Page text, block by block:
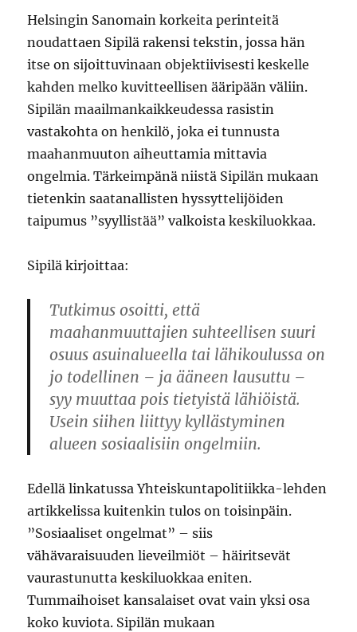
Helsingin Sanomain korkeita perinteitä
noudattaen Sipilä rakensi tekstin, jossa hän
itse on sijoittuvinaan objektiivisesti keskelle
kahden melko kuvitteellisen ääripään väliin.
Sipilän maailmankaikkeudessa rasistin
vastakohta on henkilö, joka ei tunnusta
maahanmuuton aiheuttamia mittavia
ongelmia. Tärkeimpänä niistä Sipilän mukaan
tietenkin saatanallisten hyssyttelijöiden
taipumus ”syyllistää” valkoista keskiluokkaa.
Sipilä kirjoittaa:
Tutkimus osoitti, että
maahanmuuttajien suhteellisen suuri
osuus asuinalueella tai lähikoulussa on
jo todellinen – ja ääneen lausuttu –
syy muuttaa pois tietyistä lähiöistä.
Usein siihen liittyy kyllästyminen
alueen sosiaalisiin ongelmiin.
Edellä linkatussa Yhteiskuntapolitiikka-lehden
artikkelissa kuitenkin tulos on toisinpäin.
”Sosiaaliset ongelmat” – siis
vähävaraisuuden lieveilmiöt – häiritsevät
vaurastunutta keskiluokkaa eniten.
Tummaihoiset kansalaiset ovat vain yksi osa
koko kuviota. Sipilän mukaan